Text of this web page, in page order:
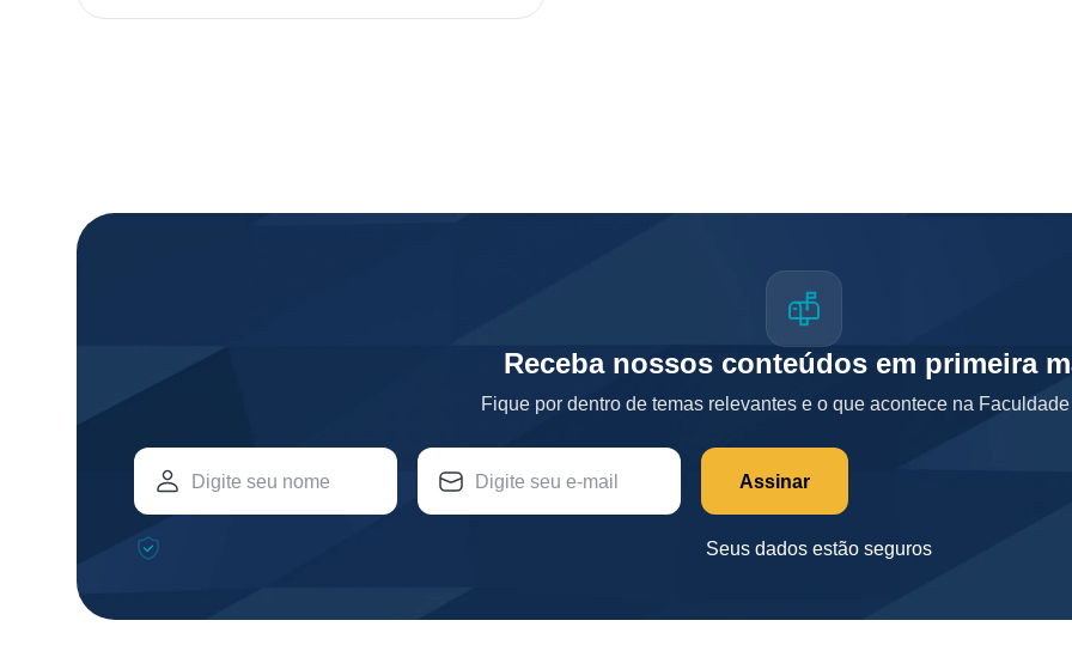
Receba nossos conteúdos em primeira
Fique por dentro de temas relevantes e o que acontece na
Assinar
Seus dados estão seguros